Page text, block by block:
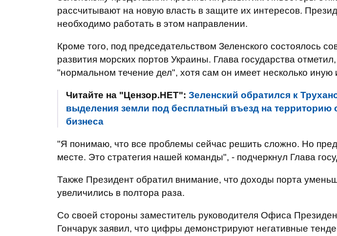
рассчитывают на новую власть в защите их интересов.
необходимо работать в этом направлении.
Кроме того, под председательством Зеленского состоялось
развития морских портов Украины. Глава государства
"нормальном течение дел", хотя сам он имеет несколько
Читайте на "Цензор.НЕТ": Зеленский обратился к
выделения земли под бесплатный въезд на территорию
бизнеса
"Я понимаю, что все проблемы сейчас решить сложно. Но
месте. Это стратегия нашей команды", - подчеркнул Глава
Также Президент обратил внимание, что доходы порта
увеличились в полтора раза.
Со своей стороны заместитель руководителя Офиса
Гончарук заявил, что цифры демонстрируют негативные